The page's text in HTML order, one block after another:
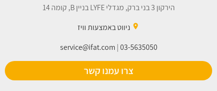
הירקון 3 בני ברק, מגדלי LYFE בניין B, קומה 14
place ניווט באמצעות וויז
service@ifat.com |03-5635050
צרו עמנו קשר